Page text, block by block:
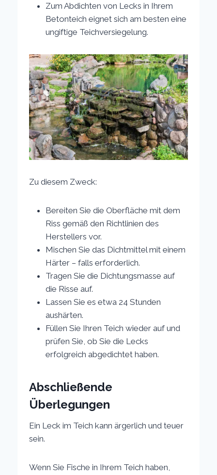
Zum Abdichten von Lecks in Ihrem
Betonteich eignet sich am besten eine
ungiftige Teichversiegelung.
Zu diesem Zweck:
Bereiten Sie die Oberfläche mit dem
Riss gemäß den Richtlinien des
Herstellers vor.
Mischen Sie das Dichtmittel mit einem
Härter – falls erforderlich.
Tragen Sie die Dichtungsmasse auf
die Risse auf.
Lassen Sie es etwa 24 Stunden
aushärten.
Füllen Sie Ihren Teich wieder auf und
prüfen Sie, ob Sie die Lecks
erfolgreich abgedichtet haben.
Abschließende
Überlegungen
Ein Leck im Teich kann ärgerlich und teuer
sein.
Wenn Sie Fische in Ihrem Teich haben,